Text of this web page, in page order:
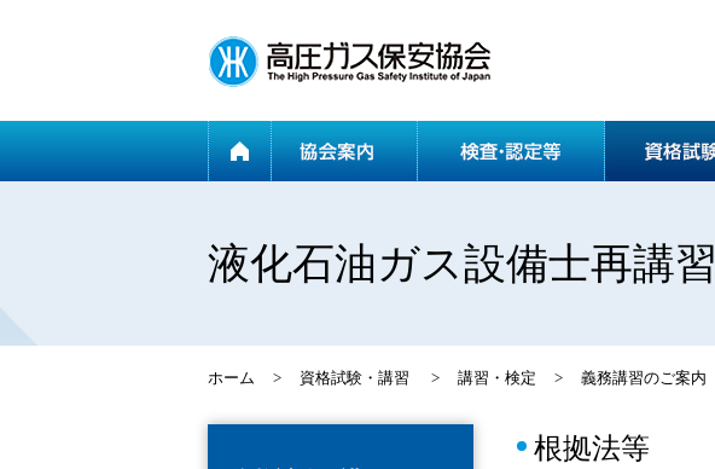
協会案内
液化石油ガス設備士再講習
ホーム > 資格試験・講習 > 講習・検定 > 義務講習のご案内
根拠法等